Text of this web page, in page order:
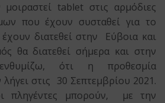
tablet στις αρμόδιες
που έχουν συσταθεί για το
διατεθεί στην Εύβοια και
θα διατεθεί σήμερα και στην
ότι η προθεσμία
στις 30 Σεπτεμβρίου 2021.
πληγέντες μπορούν, με την